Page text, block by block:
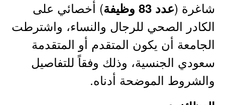
شاغرة (عدد 83 وظيفة
) أخصائي على
الكادر الصحي للرجال والنساء، واشترطت
الجامعة أن يكون المتقدم أو المتقدمة
سعودي الجنسية، وذلك وفقاً للتفاصيل
والشروط الموضحة أدناه.